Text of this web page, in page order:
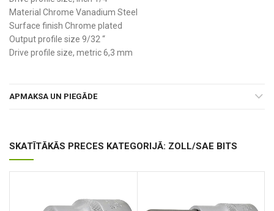
Material Chrome Vanadium Steel
Surface finish Chrome plated
Output profile size 9/32 “
Drive profile size, metric 6,3 mm
APMAKSA UN PIEGĀDE
SKATĪTĀKĀS PRECES KATEGORIJĀ: ZOLL/SAE BITS